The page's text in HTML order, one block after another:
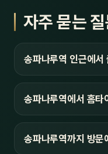
자주 묻는
송파나루역 인근에서
송파나루역에서 홈타
송파나루역까지 방문